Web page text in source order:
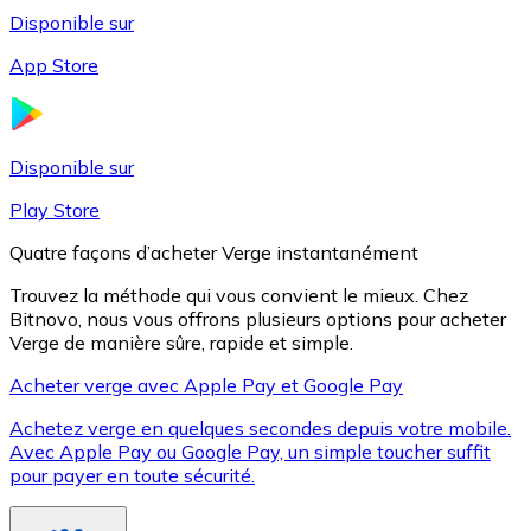
XRP
XRP
Disponible sur
App Store
Disponible sur
Play Store
Quatre façons d’acheter Verge instantanément
Trouvez la méthode qui vous convient le mieux. Chez
Bitnovo, nous vous offrons plusieurs options pour acheter
Verge de manière sûre, rapide et simple.
Acheter verge avec Apple Pay et Google Pay
Achetez verge en quelques secondes depuis votre mobile.
Avec Apple Pay ou Google Pay, un simple toucher suffit
pour payer en toute sécurité.